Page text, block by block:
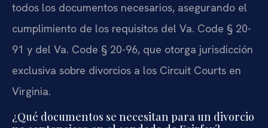
todos los documentos necesarios, asegurando el
cumplimiento de los requisitos del Va. Code § 20-
91 y del Va. Code § 20-96, que otorga jurisdicción
exclusiva sobre divorcios a los Circuit Courts en
Virginia.
¿Qué documentos se necesitan para un divorcio